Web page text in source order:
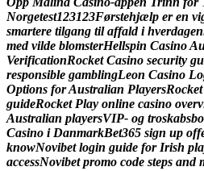
Norgetest123123Førstehjælp er en vi
smartere tilgang til affald i hverdagen
med vilde blomsterHellspin CasinoA
VerificationRocket Casino security gu
responsible gamblingLeon Casino Lo
Options forAustralian PlayersRocket
guideRocket Play online casino overv
Australian playersVIP- og troskabsbo
Casino i DanmarkBet365 sign up off
knowNovibet login guide for Irish pla
accessNovibet promo code steps and